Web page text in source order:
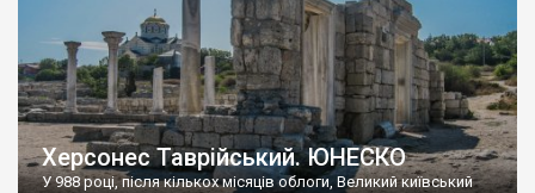
Херсонес Таврійський. ЮНЕСКО
У 988 році, після кількох місяців облоги, Великий київський